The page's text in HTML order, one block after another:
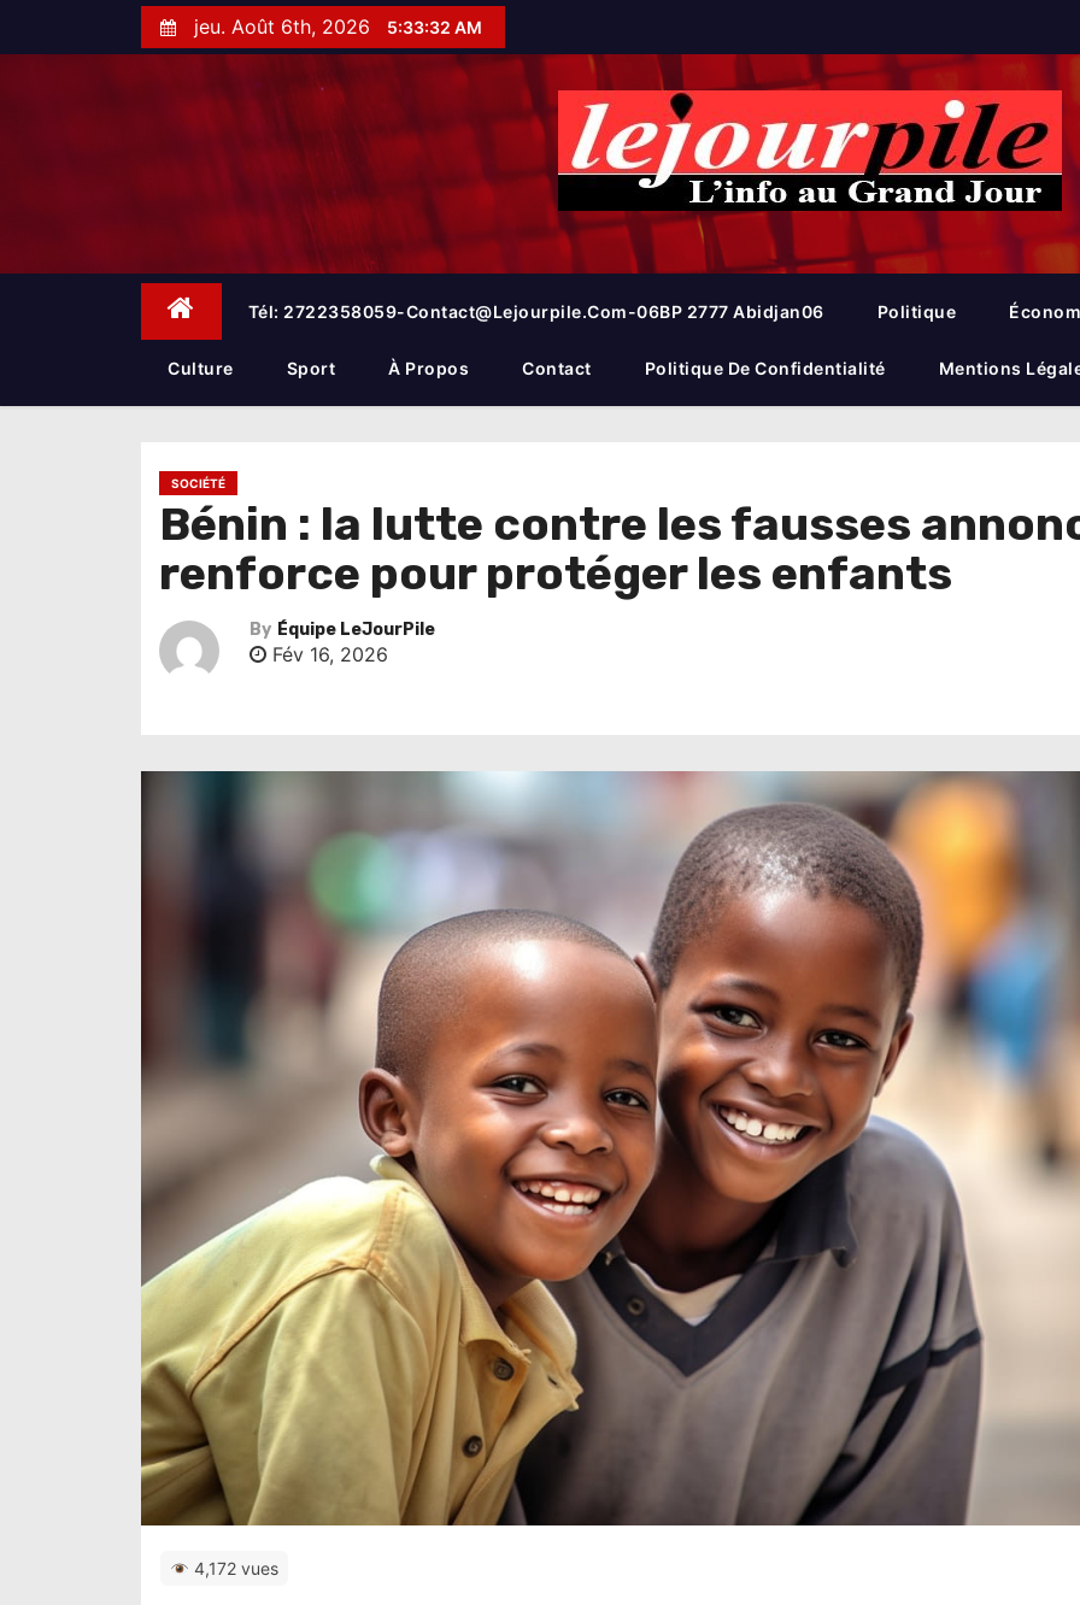
t
jeu. Août 6th, 2026 5:33:33 AM
Tél: 2722358059-Contact@lejourpile.com-06BP 2777 Abidjan06 Politique
Culture Sport À Propos Contact Politique De Confidentialité Mentions
SOCIÉTÉ
Bénin : la lutte contre les fausses
renforce pour protéger les enfants
By Équipe LeJourPile
Fév 16, 2026
4,172 vues